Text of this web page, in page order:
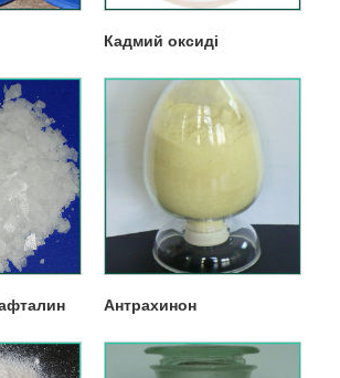
Кадмий оксиді
Антрахинон